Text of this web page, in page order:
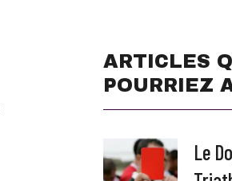
ARTICLES
POURRIEZ
Le